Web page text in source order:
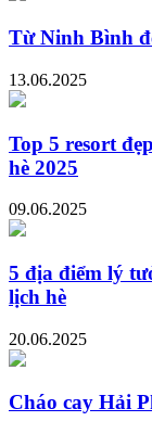
Từ Ninh Bình
13.06.2025
Top 5 resort
hè 2025
09.06.2025
5 địa điểm lý
lịch hè
20.06.2025
Cháo cay Hải